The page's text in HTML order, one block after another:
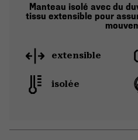
Manteau isolé avec du
tissu extensible pour
extensible
isolée